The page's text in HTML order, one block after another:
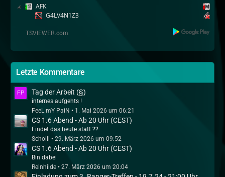
AFK
G4LV4N1Z3
Letzte Kommentare
Tag der Arbeit (§)
internes aufgehts !
FeeL mY PaiN
1. Mai 2026 um 06:21
CS 1.6 Abend - Ab 20 Uhr (CEST)
Findet das heute statt ??
Scholli
29. März 2026 um 09:52
CS 1.6 Abend - Ab 20 Uhr (CEST)
Bin dabei
Reinhilde
27. März 2026 um 20:04